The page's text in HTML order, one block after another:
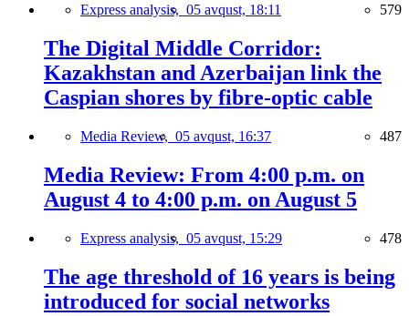
Express analysis, 05 avqust, 18:11 579
The Digital Middle Corridor:
Kazakhstan and Azerbaijan link the
Caspian shores by fibre-optic cable
Media Review, 05 avqust, 16:37 487
Media Review: From 4:00 p.m. on
August 4 to 4:00 p.m. on August 5
Express analysis, 05 avqust, 15:29 478
The age threshold of 16 years is being
introduced for social networks